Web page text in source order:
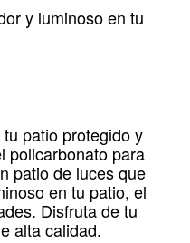
y luminoso en tu
patio protegido y
policarbonato para
patio de luces que
en tu patio, el
Disfruta de tu
alta calidad.